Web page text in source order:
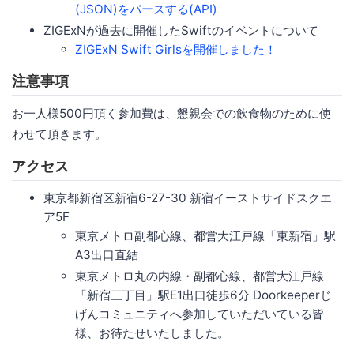
(JSON)をパースする(API)
ZIGExNが過去に開催したSwiftのイベントについて
ZIGExN Swift Girlsを開催しました！
注意事項
お一人様500円頂く参加費は、懇親会での飲食物のために使
わせて頂きます。
アクセス
東京都新宿区新宿6-27-30 新宿イーストサイドスクエ
ア5F
東京メトロ副都心線、都営大江戸線「東新宿」駅
A3出口直結
東京メトロ丸の内線・副都心線、都営大江戸線
「新宿三丁目」駅E1出口徒歩6分 Doorkeeperじ
げんコミュニティへ参加していただいている皆
様、お待たせいたしました。